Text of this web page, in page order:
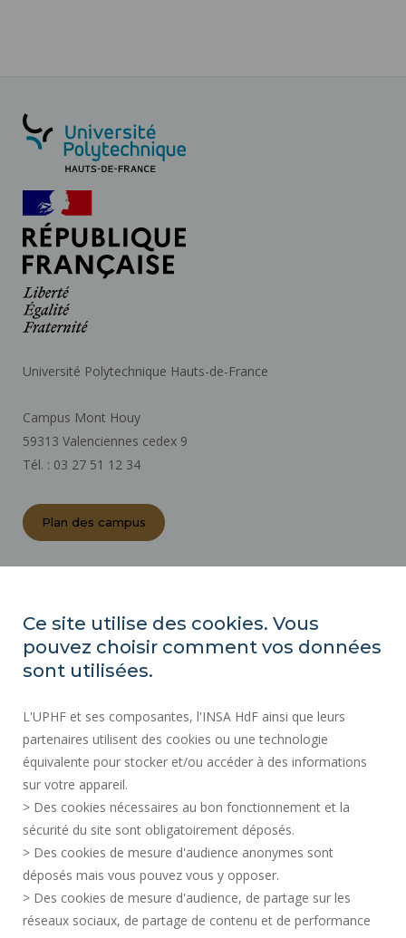
Université Polytechnique Hauts-de-France
Campus Mont Houy
59313 Valenciennes cedex 9
Tél. : 03 27 51 12 34
Plan des campus
MARCHÉS PUBLICS
PLAN DU SITE
PLAN DES CAMPUS
MENTIONS LÉGALES
CONTACTS
DONNÉES PERSONNELLES
SERVICES PUBLICS +
CRÉDITS
JE DONNE MON AVIS
ACCESSIBILITÉ : NON CONFORME
GESTION DES COOKIES
Ce site utilise des cookies. Vous
pouvez choisir comment vos données
sont utilisées.
L'UPHF et ses composantes, l'INSA HdF ainsi que leurs
partenaires utilisent des cookies ou une technologie
équivalente pour stocker et/ou accéder à des informations
sur votre appareil.
> Des cookies nécessaires au bon fonctionnement et la
sécurité du site sont obligatoirement déposés.
> Des cookies de mesure d'audience anonymes sont
déposés mais vous pouvez vous y opposer.
> Des cookies de mesure d'audience, de partage sur les
réseaux sociaux, de partage de contenu et de performance